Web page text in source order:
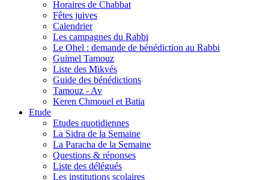
Horaires de Chabbat
Fêtes juives
Calendrier
Les campagnes du Rabbi
Le Ohel : demande de bénédiction au Rabbi
Guimel Tamouz
Liste des Mikvés
Guide des bénédictions
Tamouz - Av
Keren Chmouel et Batia
Etude
Etudes quotidiennes
La Sidra de la Semaine
La Paracha de la Semaine
Questions & réponses
Liste des délégués
Les institutions scolaires